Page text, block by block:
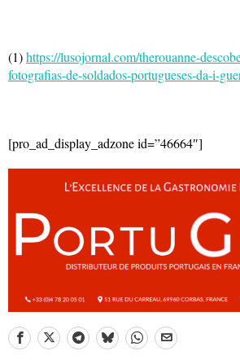
(1)https://lusojornal.com/therouanne-
fotografias-de-soldados-portugueses-da-i-
[pro_ad_display_adzone id=”46664″]